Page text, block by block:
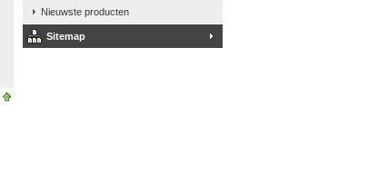
Nieuwste producten
Sitemap